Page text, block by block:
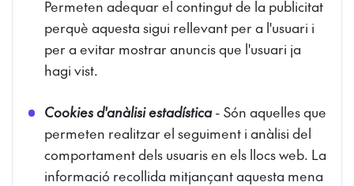
Permeten adequar el contingut de la publicitat
perquè aquesta sigui rellevant per a l'usuari i
per a evitar mostrar anuncis que l'usuari ja
hagi vist.
Cookies d'anàlisi estadística- Són aquelles que
permeten realitzar el seguiment i anàlisi del
comportament dels usuaris en els llocs web. La
informació recollida mitjançant aquesta mena